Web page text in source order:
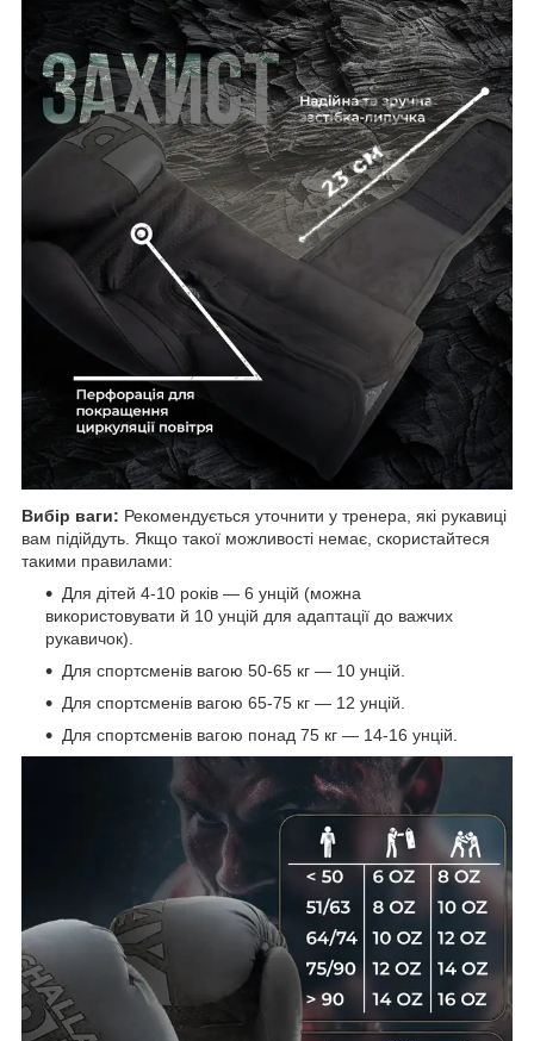
Вибір ваги: Рекомендується уточнити у тренера, які рукавиці
вам підійдуть. Якщо такої можливості немає, скористайтеся
такими правилами:
Для дітей 4-10 років — 6 унцій (можна
використовувати й 10 унцій для адаптації до важчих
рукавичок).
Для спортсменів вагою 50-65 кг — 10 унцій.
Для спортсменів вагою 65-75 кг — 12 унцій.
Для спортсменів вагою понад 75 кг — 14-16 унцій.